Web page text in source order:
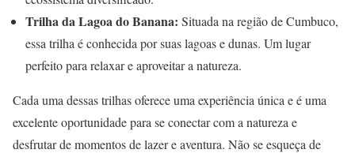
Trilha da Lagoa do Banana: Situada na região de Cumbuco,
essa trilha é conhecida por suas lagoas e dunas. Um lugar
perfeito para relaxar e aproveitar a natureza.
Cada uma dessas trilhas oferece uma experiência única e é uma
excelente oportunidade para se conectar com a natureza e
desfrutar de momentos de lazer e aventura. Não se esqueça de